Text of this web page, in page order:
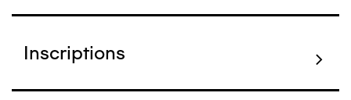
Inscriptions